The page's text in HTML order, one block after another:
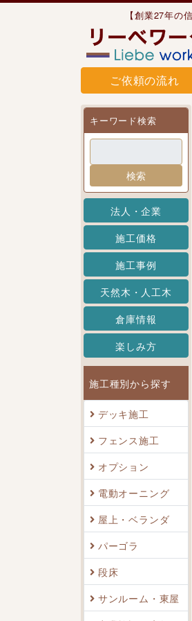
【創業27年の
ご依頼の流れ
キーワード検索
検索
法人・企業
施工価格
施工事例
天然木・人工木
倉庫情報
楽しみ方
施工種別から探す
デッキ施工
フェンス施工
オプション
電動オーニング
屋上・ベランダ
パーゴラ
段床
サンルーム・東屋